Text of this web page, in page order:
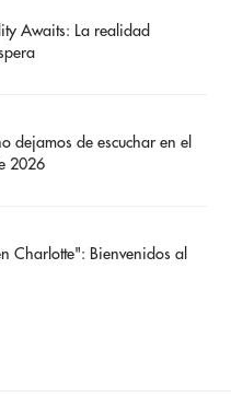
Awaits: La realidad
dejamos de escuchar en el
2026
Charlotte": Bienvenidos al